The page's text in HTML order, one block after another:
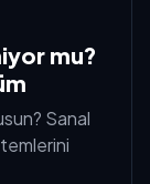
mu?
Sanal